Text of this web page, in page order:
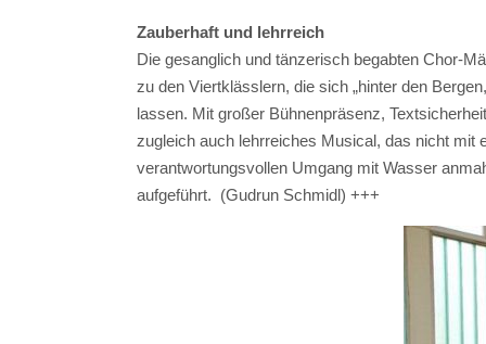
Zauberhaft und lehrreich
Die gesanglich und tänzerisch begabten Chor-
zu den Viertklässlern, die sich „hinter den
lassen. Mit großer Bühnenpräsenz,
zugleich auch lehrreiches Musical, das nicht mit
verantwortungsvollen Umgang mit Wasser
aufgeführt. (Gudrun Schmidl) +++